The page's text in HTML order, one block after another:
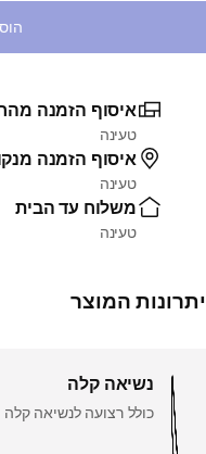
איסוף הזמנה
טעינה
איסוף הזמנה
טעינה
משלוח עד הבית
טעינה
יתרונות המוצר
נשיאה קלה
כולל רצועה לנשיאה קלה